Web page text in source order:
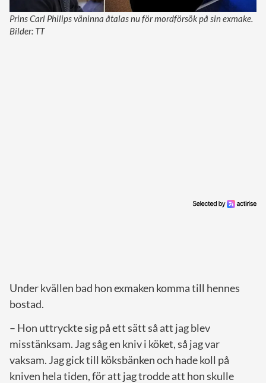
Prins Carl Philips väninna åtalas nu för mordförsök på sin exmake.
Bilder: TT
Under kvällen bad hon exmaken komma till hennes
bostad.
– Hon uttryckte sig på ett sätt så att jag blev
misstänksam. Jag såg en kniv i köket, så jag var
vaksam. Jag gick till köksbänken och hade koll på
kniven hela tiden, för att jag trodde att hon skulle